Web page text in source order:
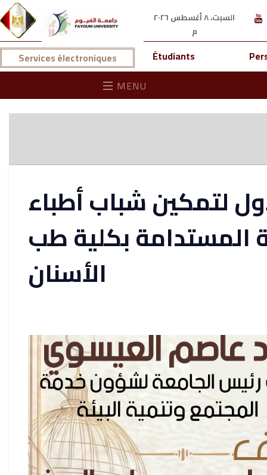
السبت، ٨ أغسطس ٢٠٢٦
م
Services électroniques Étudiants
MENU
لتمكين شباب أطباء
المستدامة بكلية طب
الأسنان